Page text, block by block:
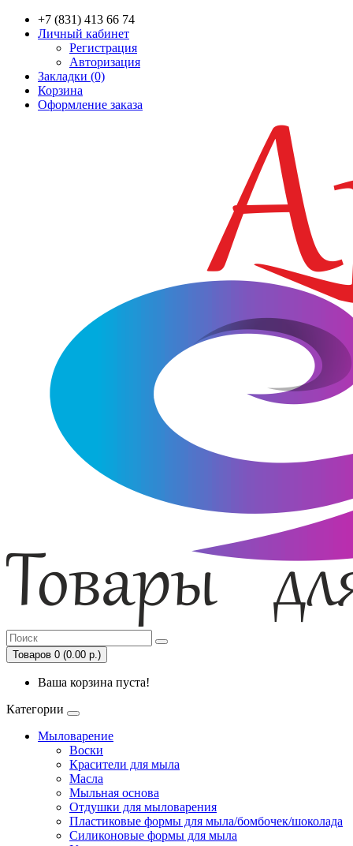
+7 (831) 413 66 74
Личный кабинет
Регистрация
Авторизация
Закладки (0)
Корзина
Оформление заказа
Товаров 0 (0.00 р.)
Ваша корзина пуста!
Категории
Мыловарение
Воски
Красители для мыла
Масла
Мыльная основа
Отдушки для мыловарения
Пластиковые формы для мыла/бомбочек/шоколада
Силиконовые формы для мыла